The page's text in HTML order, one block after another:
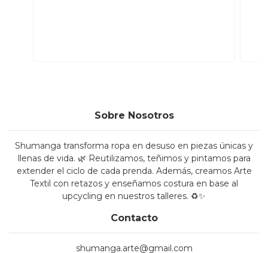
Sobre Nosotros
Shumanga transforma ropa en desuso en piezas únicas y
llenas de vida. 🌿 Reutilizamos, teñimos y pintamos para
extender el ciclo de cada prenda. Además, creamos Arte
Textil con retazos y enseñamos costura en base al
upcycling en nuestros talleres. ♻️✨
Contacto
shumanga.arte@gmail.com